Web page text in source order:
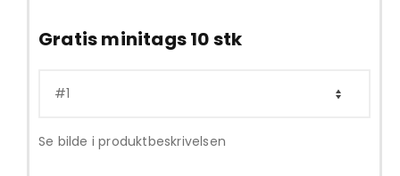
Gratis minitags 10 stk
Se bilde i produktbeskrivelsen